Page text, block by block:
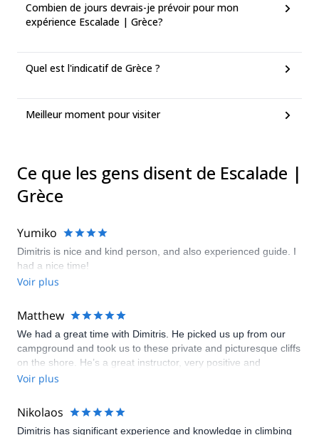
Combien de jours devrais-je prévoir pour mon
expérience Escalade | Grèce?
Quel est l'indicatif de Grèce ?
Meilleur moment pour visiter
Ce que les gens disent de Escalade |
Grèce
Yumiko
Dimitris is nice and kind person, and also experienced guide. I
had a nice time!
Voir plus
Matthew
We had a great time with Dimitris. He picked us up from our
campground and took us to these private and picturesque cliffs
on the shore. He’s a great instructor, very positive and
encouraging. I am a beginner and he had me quickly going up
was able to have her go up routes that challenged her. Fun for
both of us.
Voir plus
Nikolaos
Dimitris has significant experience and knowledge in climbing